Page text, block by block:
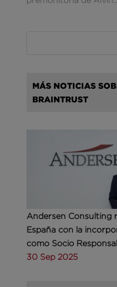
MÁS NOTICIAS
BRAINTRUST
Andersen Consulting
España con la
como Socio
30 Sep 2025